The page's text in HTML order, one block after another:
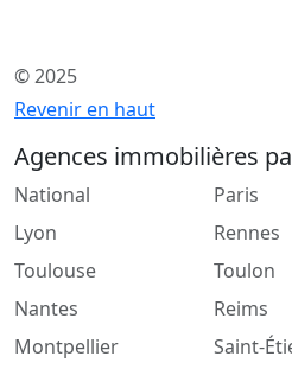
© 2025
Revenir en haut
Agences immobilières
National
Lyon
Toulouse
Nantes
Montpellier
Paris
Rennes
Toulon
Reims
Saint-